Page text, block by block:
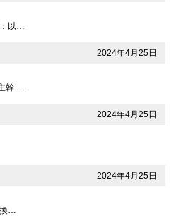
：以…
2024年4月25日
幹 …
2024年4月25日
2024年4月25日
換…